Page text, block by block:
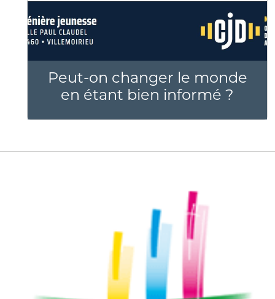
Peut-on changer le monde
en étant bien informé ?